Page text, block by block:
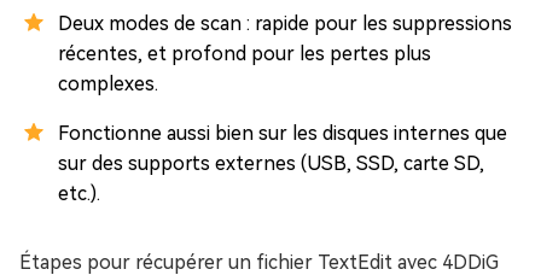
Deux modes de scan : rapide pour les suppressions
récentes, et profond pour les pertes plus
complexes.
Fonctionne aussi bien sur les disques internes que
sur des supports externes (USB, SSD, carte SD,
etc.).
Étapes pour récupérer un fichier TextEdit avec 4DDiG